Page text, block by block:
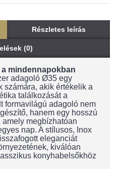
Részletes leírás
(0)
mindennapokban
adagoló Ø35 egy
számára, akik értékelik a
találkozását a
formavilágú adagoló nem
hanem egy hosszú
amely megbízhatóan
nap. A stílusos, Inox
eleganciát
kiválóan
konyhabelsőkhöz